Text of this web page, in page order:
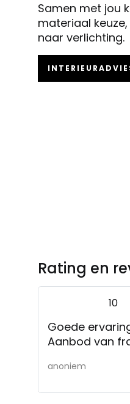
Samen met jou
materiaal
naar verlichting.
Rating en
10
Goede
Aanbod van
anoniem